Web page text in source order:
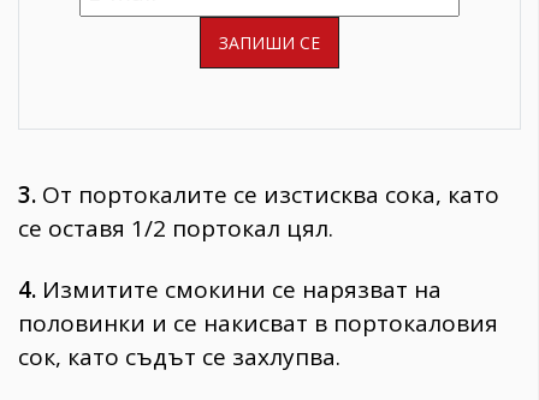
3. От портокалите се изстисква сока, като
се оставя 1/2 портокал цял.
4. Измитите смокини се нарязват на
половинки и се накисват в портокаловия
сок, като съдът се захлупва.